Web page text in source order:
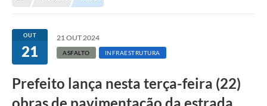
OUT
21
21 OUT 2024
ASFALTO INFRAESTRUTURA
Prefeito lança nesta terça-feira (22)